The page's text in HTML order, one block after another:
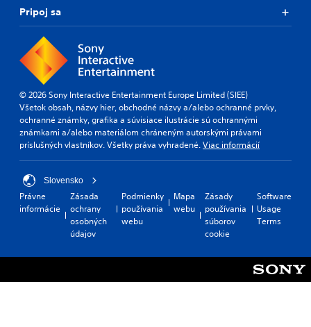
Pripoj sa
© 2026 Sony Interactive Entertainment Europe Limited (SIEE)
Všetok obsah, názvy hier, obchodné názvy a/alebo ochranné prvky,
ochranné známky, grafika a súvisiace ilustrácie sú ochrannými
známkami a/alebo materiálom chráneným autorskými právami
príslušných vlastníkov. Všetky práva vyhradené.Viac informácií
Slovensko
Právne
informácie
Zásada
ochrany
osobných
údajov
Podmienky
používania
webu
Mapa
webu
Zásady
používania
súborov
cookie
Software
Usage
Terms